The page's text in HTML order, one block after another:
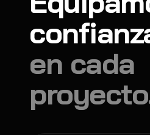
en cada